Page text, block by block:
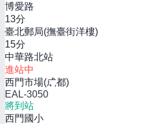
博愛路
13分
臺北郵局(撫臺街洋樓)
15分
中華路北站
進站中
西門市場(成都)
EAL-3050
將到站
西門國小